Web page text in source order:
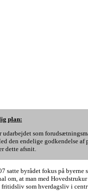
plan:
udarbejdet som
den endelige godkendelse af
dette afsnit.
satte byrådet fokus på byerne
om, at man med
fritidsliv som hverdagsliv i